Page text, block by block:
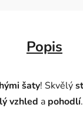
Popis
šaty! Skvělý
vzhled a pohodlí